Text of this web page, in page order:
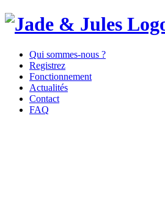
Qui sommes-nous ?
Registrez
Fonctionnement
Actualités
Contact
FAQ